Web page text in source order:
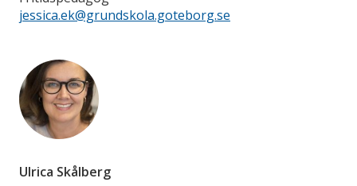
jessica.ek@grundskola.goteborg.se
Ulrica Skålberg